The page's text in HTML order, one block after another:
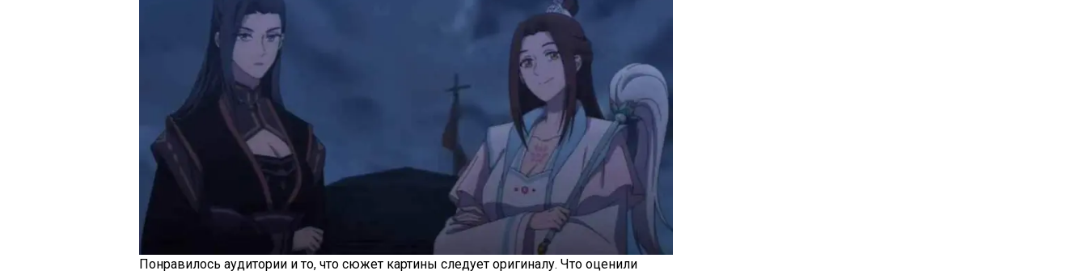
Понравилось аудитории и то, что сюжет картины следует оригиналу. Что оценили